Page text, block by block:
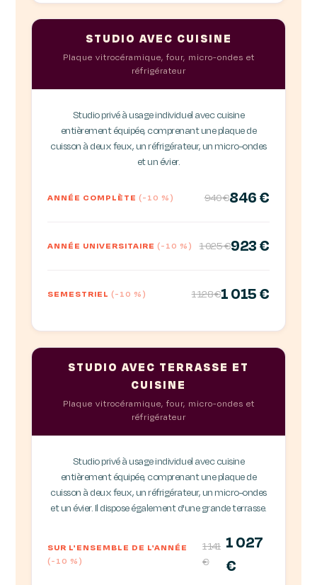
STUDIO AVEC CUISINE
Plaque vitrocéramique, four, micro-ondes et
réfrigérateur
Studio privé à usage individuel avec cuisine
entièrement équipée, comprenant une plaque de
cuisson à deux feux, un réfrigérateur, un micro-ondes
et un évier.
ANNÉE COMPLÈTE(-10 %) 940 €846 €
ANNÉE UNIVERSITAIRE(-10 %) 1 025 €923 €
SEMESTRIEL(-10 %) 1 128 €1 015 €
STUDIO AVEC TERRASSE ET
CUISINE
Plaque vitrocéramique, four, micro-ondes et
réfrigérateur
Studio privé à usage individuel avec cuisine
entièrement équipée, comprenant une plaque de
cuisson à deux feux, un réfrigérateur, un micro-ondes
et un évier. Il dispose également d'une grande terrasse.
SUR L'ENSEMBLE DE L'ANNÉE
(-10 %)
1 141
€
1 027
€